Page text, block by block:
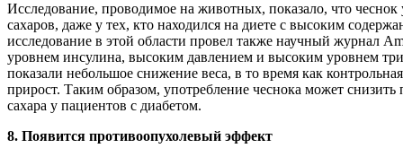
Исследование, проводимое на животных, показало, что
сахаров, даже у тех, кто находился на диете с высоким
исследование в этой области провел также научный журнал
уровнем инсулина, высоким давлением и высоким уровнем
показали небольшое снижение веса, в то время как
прирост. Таким образом, употребление чеснока может
сахара у пациентов с диабетом.
8. Появится противоопухолевый эффект